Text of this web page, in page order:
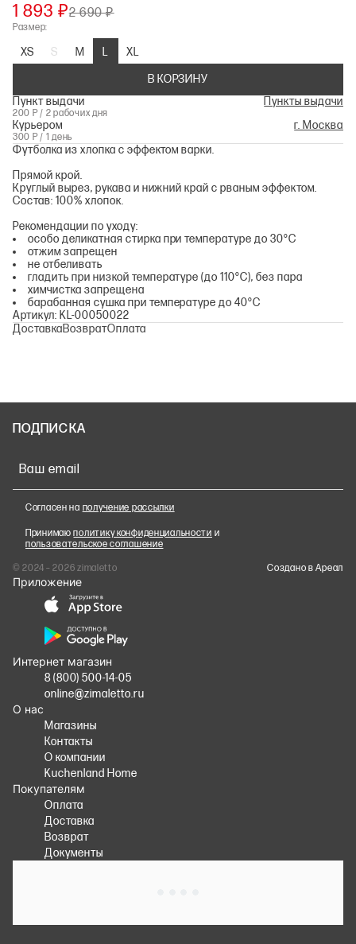
1 893 ₽2 690 ₽
Размер:
XS S M L
XL
В КОРЗИНУ
Пункт выдачи
Пункты выдачи
200 Р / 2 рабочих дня
Курьером г. Москва
300 Р / 1 день
Футболка из хлопка с эффектом варки.
Прямой крой.
Круглый вырез, рукава и нижний край с рваным эффектом.
Состав: 100% хлопок.
Рекомендации по уходу:
особо деликатная стирка при температуре до 30°С
отжим запрещен
не отбеливать
гладить при низкой температуре (до 110°С), без пара
химчистка запрещена
барабанная сушка при температуре до 40°С
Артикул: KL-00050022
ДоставкаВозвратОплата
ПОДПИСКА
Ваш email
Согласен на получение рассылки
Принимаюполитику конфиденциальности и
пользовательское соглашение
© 2024 – 2026 zimaletto
Cоздано в Ареал
Приложение
Интернет магазин
8 (800) 500-14-05
online@zimaletto.ru
О нас
Магазины
Контакты
О компании
Kuchenland Home
Покупателям
Оплата
Доставка
Возврат
Документы